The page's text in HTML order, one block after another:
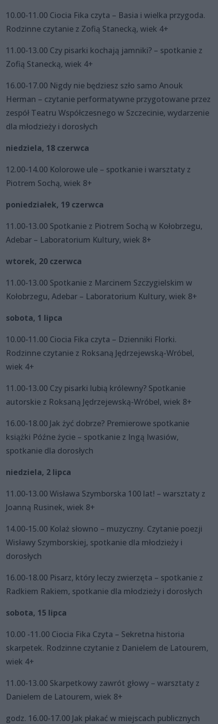
10.00-11.00 Ciocia Fika czyta – Basia i wielka przygoda.
Rodzinne czytanie z Zofią Stanecką, wiek 4+
11.00-13.00 Czy pisarki kochają jamniki? – spotkanie z
Zofią Stanecką, wiek 4+
16.00-17.00 Nigdy nie będziesz szło samo Anouk
Herman – czytanie performatywne przygotowane przez
zespół Teatru Współczesnego w Szczecinie, wydarzenie
dla młodzieży i dorosłych
niedziela, 18 czerwca
12.00-14.00 Kolorowe ule – spotkanie i warsztaty z
Piotrem Sochą, wiek 8+
poniedziałek, 19 czerwca
11.00-13.00 Spotkanie z Piotrem Sochą w Kołobrzegu,
Adebar – Laboratorium Kultury, wiek 8+
wtorek, 20 czerwca
11.00-13.00 Spotkanie z Marcinem Szczygielskim w
Kołobrzegu, Adebar – Laboratorium Kultury, wiek 8+
sobota, 1 lipca
10.00-11.00 Ciocia Fika czyta – Dzienniki Florki.
Rodzinne czytanie z Roksaną Jędrzejewską-Wróbel,
wiek 4+
11.00-13.00 Czy pisarki lubią królewny? Spotkanie
autorskie z Roksaną Jędrzejewską-Wróbel, wiek 8+
16.00-18.00 Jak żyć dobrze? Premierowe spotkanie
książki Późne życie – spotkanie z Ingą Iwasiów,
spotkanie dla dorosłych
niedziela, 2 lipca
11.00-13.00 Wisława Szymborska 100 lat! – warsztaty z
Joanną Rusinek, wiek 8+
14.00-15.00 Kolaż słowno – muzyczny. Czytanie poezji
Wisławy Szymborskiej, spotkanie dla młodzieży i
dorosłych
16.00-18.00 Pisarz, który leczy zwierzęta – spotkanie z
Radkiem Rakiem, spotkanie dla młodzieży i dorosłych
sobota, 15 lipca
10.00 -11.00 Ciocia Fika Czyta – Sekretna historia
skarpetek. Rodzinne czytanie z Danielem de Latourem,
wiek 4+
11.00-13.00 Skarpetkowy zawrót głowy – warsztaty z
Danielem de Latourem, wiek 8+
godz. 16.00-17.00 Jak płakać w miejscach publicznych